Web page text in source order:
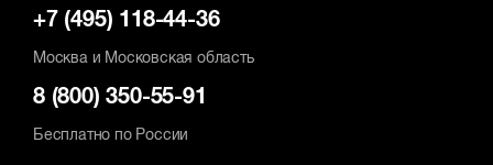
+7 (495) 118-44-36
Москва и Московская область
8 (800) 350-55-91
Бесплатно по России